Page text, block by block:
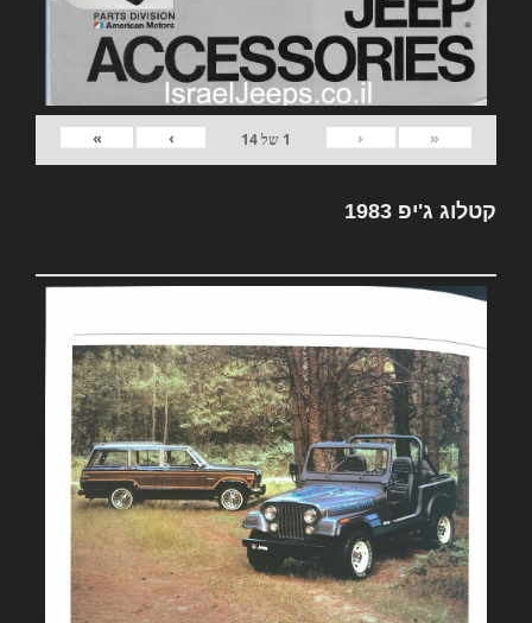
«
‹
1 של14
›
»
קטלוג ג'יפ 1983